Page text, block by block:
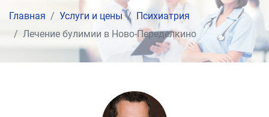
Главная Услуги и цены
Психиатрия
Лечение булимии в Ново-Переделкино